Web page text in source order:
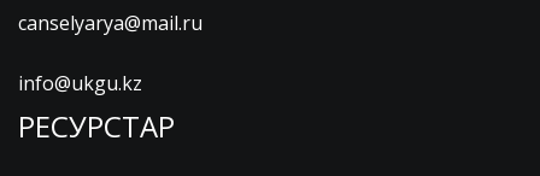
canselyarya@mail.ru
info@ukgu.kz
РЕСУРСТАР